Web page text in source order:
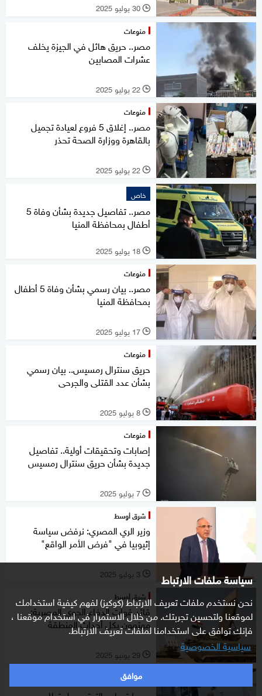
سياسة ملفات الارتباط
نحن نستخدم ملفات تعريف الارتباط (كوكيز) لفهم كيفية استخدامك
لموقعنا ولتحسين تجربتك. من خلال الاستمرار في استخدام موقعنا ،
فإنك توافق على استخدامنا لملفات تعريف الارتباط.
سياسية الخصوصية
موافق
l 30 يوليو 2025
منوعات
مصر.. حريق هائل في الجيزة يخلف
عشرات المصابين
l 22 يوليو 2025
منوعات
مصر.. إغلاق 5 فروع لعيادة تجميل
بالقاهرة ووزارة الصحة تحذر
l 22 يوليو 2025
خاص
مصر.. تفاصيل جديدة بشأن وفاة 5
أطفال بمحافظة المنيا
l 18 يوليو 2025
منوعات
مصر.. بيان رسمي بشأن وفاة 5 أطفال
بمحافظة المنيا
l 17 يوليو 2025
منوعات
حريق سنترال رمسيس.. بيان رسمي
بشأن عدد القتلى والجرحى
l 8 يوليو 2025
منوعات
إصابات وتحقيقات أولية.. تفاصيل
جديدة بشأن حريق سنترال رمسيس
l 7 يوليو 2025
شرق أوسط
وزير الري المصري: نرفض سياسة
إثيوبيا في "فرض الأمر الواقع"
l 3 يوليو 2025
شرق أوسط
قائد قوات الدفاع الجوي المصرية:
مهتمون بكل أحداث المنطقة
l 29 يونيو 2025
خاص